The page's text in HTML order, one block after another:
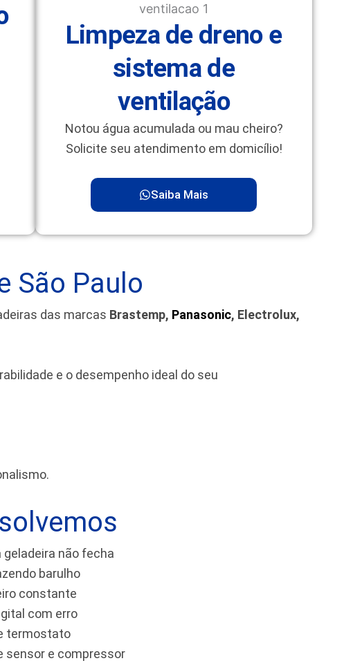
Limpeza de dreno e
sistema de
ventilação
Notou água acumulada ou mau cheiro?
Solicite seu atendimento em domicílio!
Saiba Mais
São Paulo
das marcas Brastemp, Panasonic, Electrolux,
e o desempenho ideal do seu
geladeira não fecha
barulho
constante
com erro
termostato
sensor e compressor